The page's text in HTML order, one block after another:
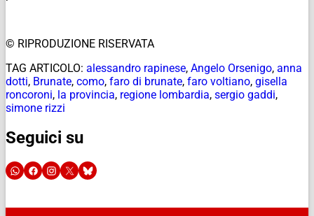
© RIPRODUZIONE RISERVATA
TAG ARTICOLO: alessandro rapinese, Angelo Orsenigo, anna
dotti, Brunate, como, faro di brunate, faro voltiano, gisella
roncoroni, la provincia, regione lombardia, sergio gaddi,
simone rizzi
Seguici su